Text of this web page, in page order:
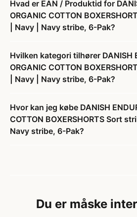
Hvad er EAN / Produktid for
ORGANIC COTTON
| Navy | Navy stribe, 6-Pak?
Hvilken kategori tilhører DANISH
ORGANIC COTTON
| Navy | Navy stribe, 6-Pak?
Hvor kan jeg købe DANISH
COTTON BOXERSHORTS Sort
Navy stribe, 6-Pak?
Du er måske